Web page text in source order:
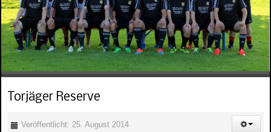
Torjäger Reserve
Veröffentlicht: 25. August 2014